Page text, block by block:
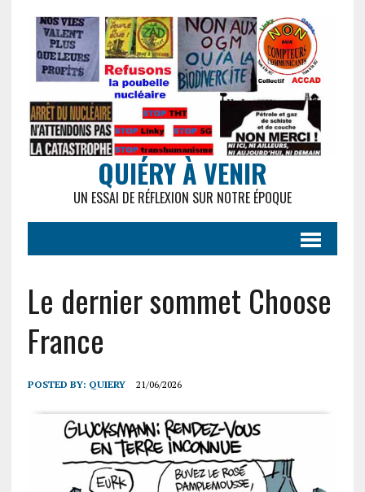
QUIÉRY À VENIR
UN ESSAI DE RÉFLEXION SUR NOTRE ÉPOQUE
Le dernier sommet Choose
France
POSTED BY: QUIERY 21/06/2026